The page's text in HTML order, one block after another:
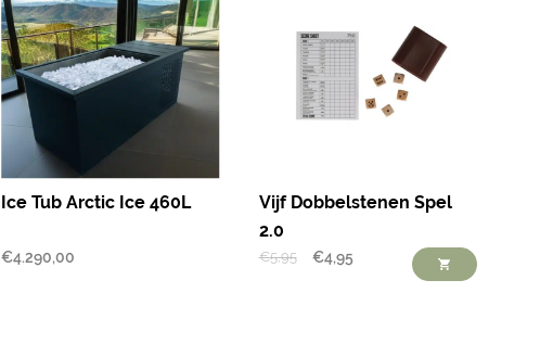
Ice Tub Arctic Ice 460L
€4.290,00
Vijf Dobbelstenen Spel
2.0
€5,95 €4,95